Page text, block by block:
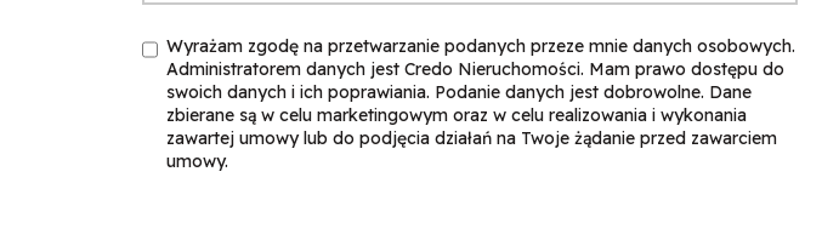
Wyrażam zgodę na przetwarzanie podanych przeze mnie danych osobowych.
Administratorem danych jest Credo Nieruchomości. Mam prawo dostępu do
swoich danych i ich poprawiania. Podanie danych jest dobrowolne. Dane
zbierane są w celu marketingowym oraz w celu realizowania i wykonania
zawartej umowy lub do podjęcia działań na Twoje żądanie przed zawarciem
umowy.